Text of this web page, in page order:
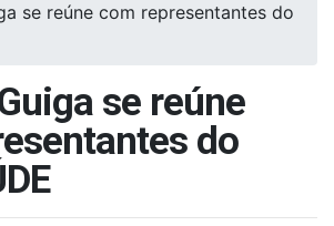
se reúne com representantes do
se reúne
do